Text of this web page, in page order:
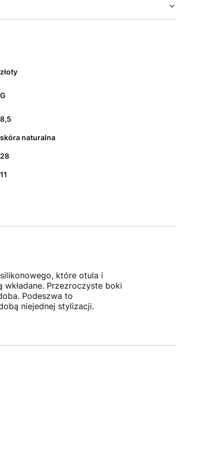
złoty
G
8,5
skóra naturalna
28
11
które otula i
Przezroczyste boki
Podeszwa to
niejednej stylizacji.